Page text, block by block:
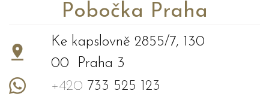
Pobočka Praha
Ke kapslovně 2855/7, 130
00 Praha 3
+420 733 525 123